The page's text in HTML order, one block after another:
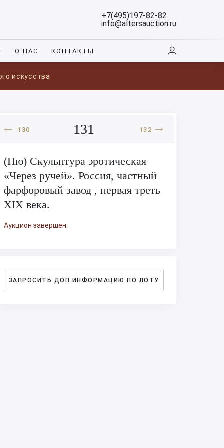
+7(495)197-82-82
info@altersauction.ru
О НАС КОНТАКТЫ
искусства
130 131 132
(Ню) Скульптура эротическая
«Через ручей». Россия, частный
фарфоровый завод , первая треть
XIX века.
Аукцион завершен.
ЗАПРОСИТЬ ДОП.ИНФОРМАЦИЮ ПО ЛОТУ